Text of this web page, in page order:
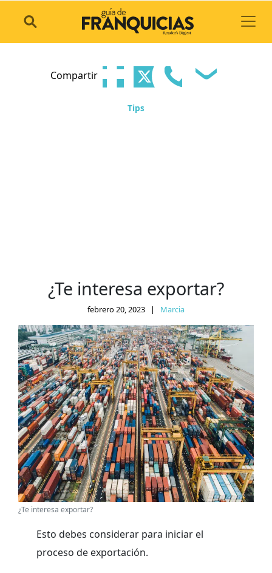
Compartir
Tips
¿Te interesa exportar?
febrero 20, 2023 | Marcia
¿Te interesa exportar?
Esto debes considerar para iniciar el
proceso de exportación.